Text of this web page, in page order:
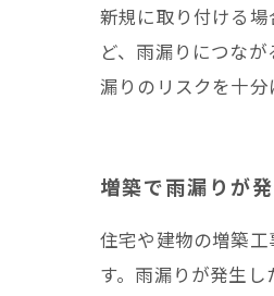
新規に取り付ける
ど、雨漏りにつな
漏りのリスクを十
増築で雨漏りが
住宅や建物の増築
す。雨漏りが発生